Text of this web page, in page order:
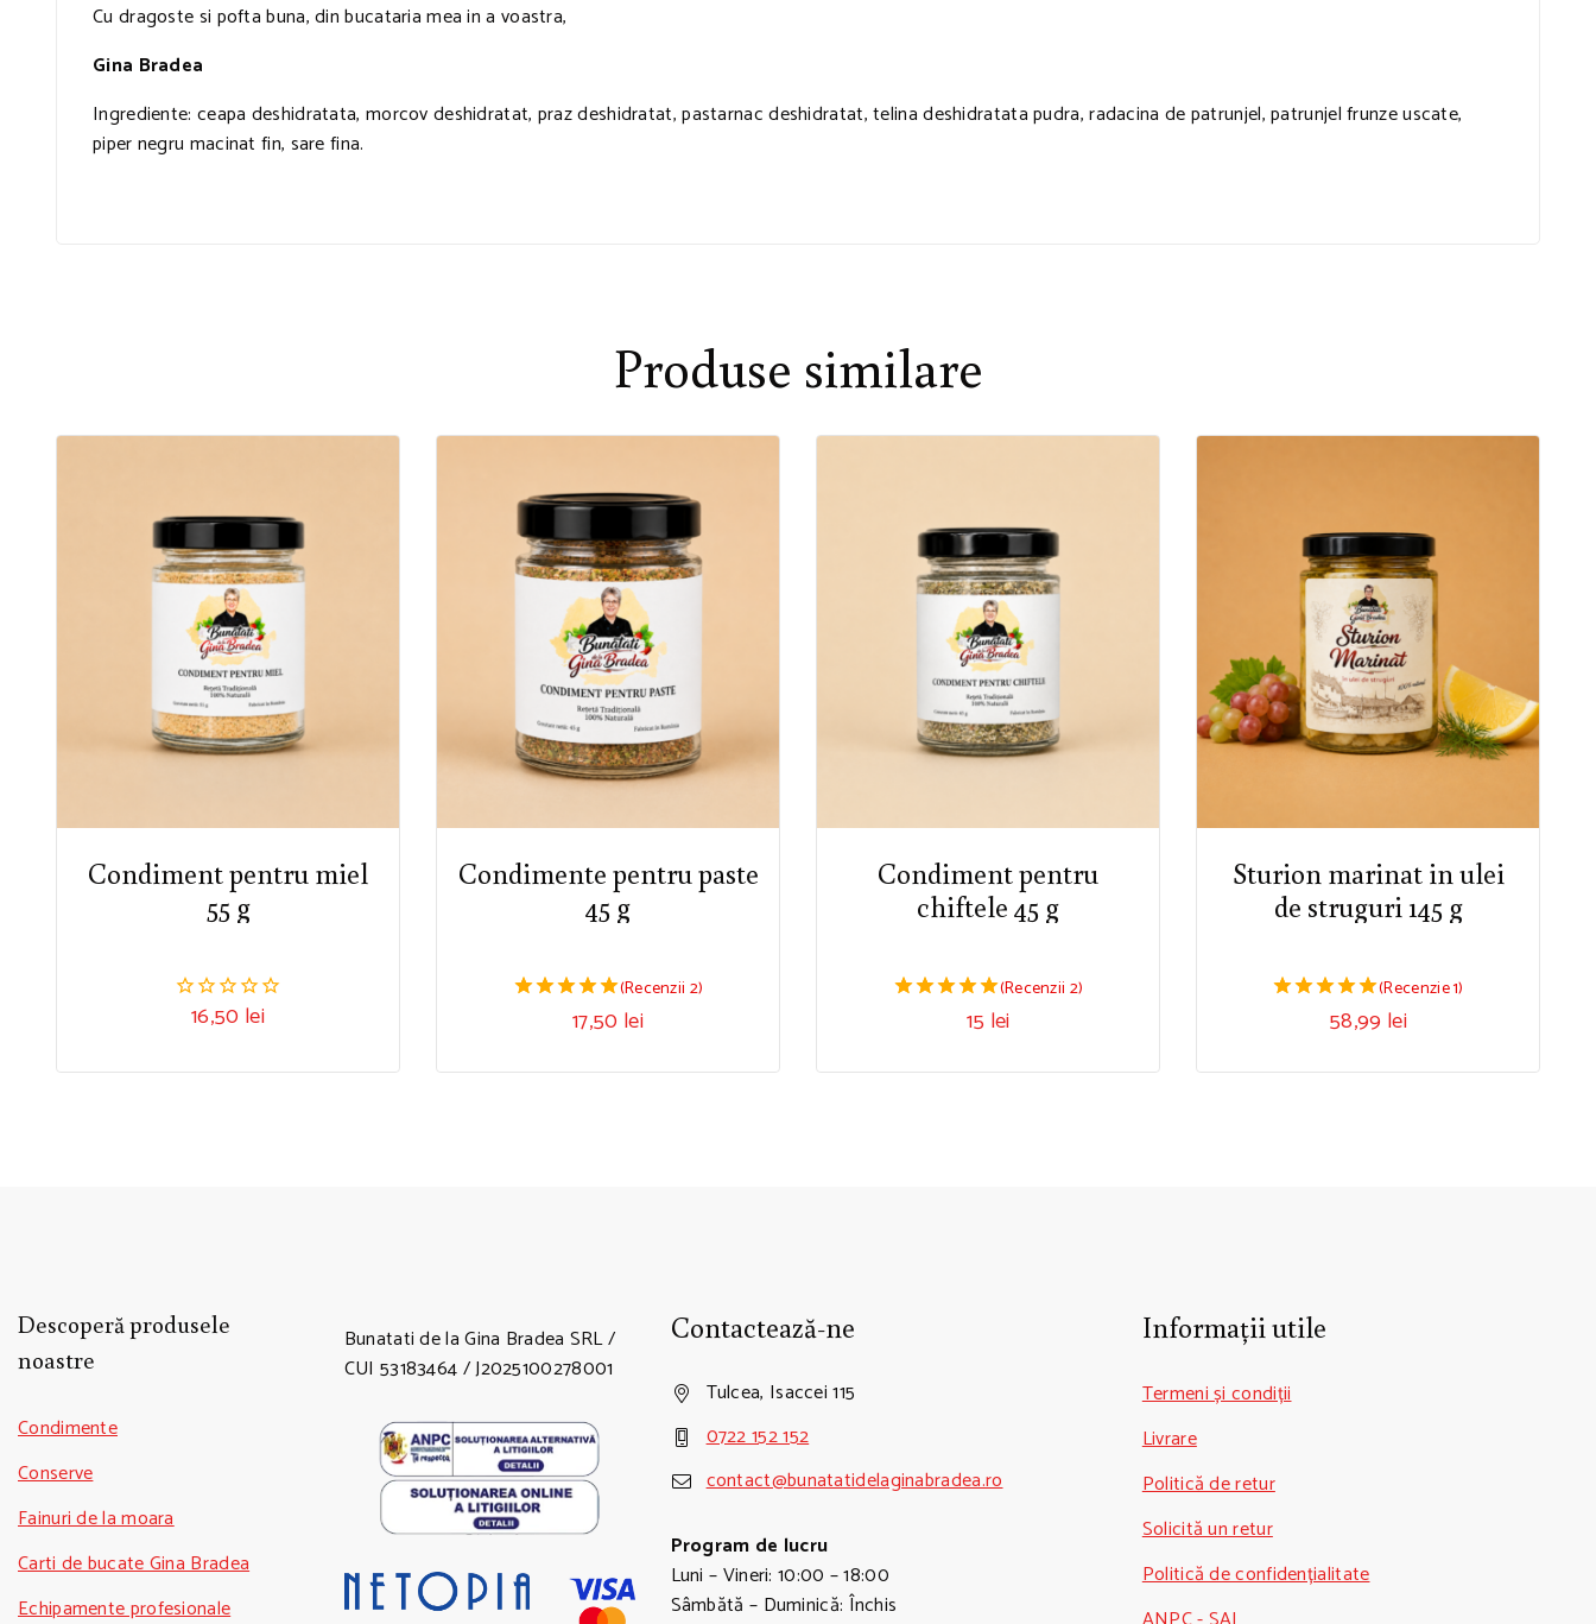
Cu dragoste si pofta buna, din bucataria mea in a voastra,
Gina Bradea
Ingrediente: ceapa deshidratata, morcov deshidratat, praz deshidratat, pastarnac deshidratat, telina deshidratata pudra, radacina de patrunjel, patrunjel frunze uscate,
piper negru macinat fin, sare fina.
Produse similare
Condiment pentru miel
55 g
0.00
16,50 lei
Condimente pentru paste
45 g
(Recenzii 2)
17,50 lei
Condiment pentru
chiftele 45 g
(Recenzii 2)
15 lei
Sturion marinat in ulei
de struguri 145 g
(Recenzie 1)
58,99 lei
Descoperă produsele
noastre
Condimente
Conserve
Fainuri de la moara
Carti de bucate Gina Bradea
Echipamente profesionale
Bunatati de la Gina Bradea SRL /
CUI 53183464 / J2025100278001
Contactează-ne
Tulcea, Isaccei 115
0722 152 152
contact@bunatatidelaginabradea.ro
Program de lucru
Luni – Vineri: 10:00 – 18:00
Sâmbătă – Duminică: Închis
Informații utile
Termeni și condiții
Livrare
Politică de retur
Solicită un retur
Politică de confidențialitate